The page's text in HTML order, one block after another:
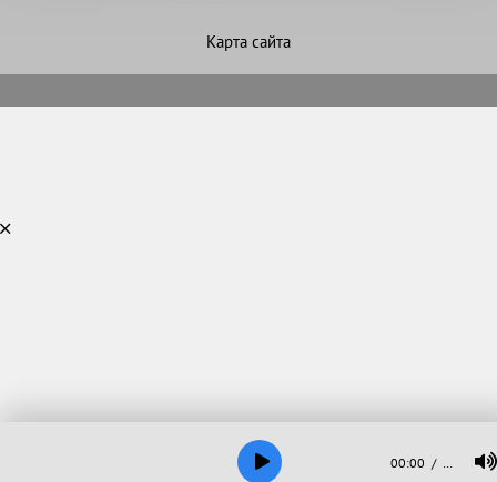
Карта сайта
00:00